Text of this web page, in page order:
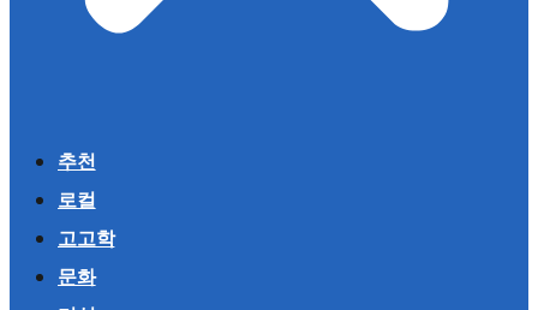
추천
로컬
고고학
문화